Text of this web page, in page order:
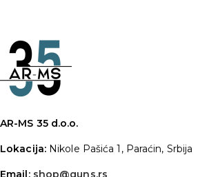
AR-MS 35 d.o.o.
Lokacija:Nikole Pašića 1, Paraćin, Srbija
Email: shop@guns.rs